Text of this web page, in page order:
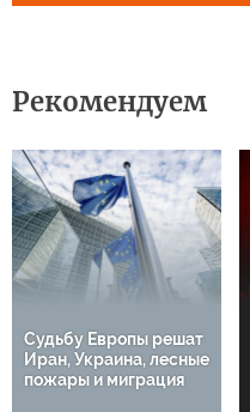
Рекомендуем
Судьбу Европы решат
Иран, Украина, лесные
пожары и миграция